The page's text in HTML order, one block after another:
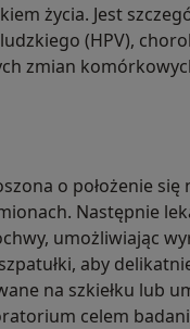
życia. Jest
(HPV),
zmian
o położenie się
Następnie
umożliwiając
aby
na szkiełku lub
celem